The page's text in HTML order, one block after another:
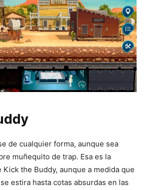
de cualquier forma, aunque sea
muñequito de trap. Esa es la
the Buddy, aunque a medida que
estira hasta cotas absurdas en las